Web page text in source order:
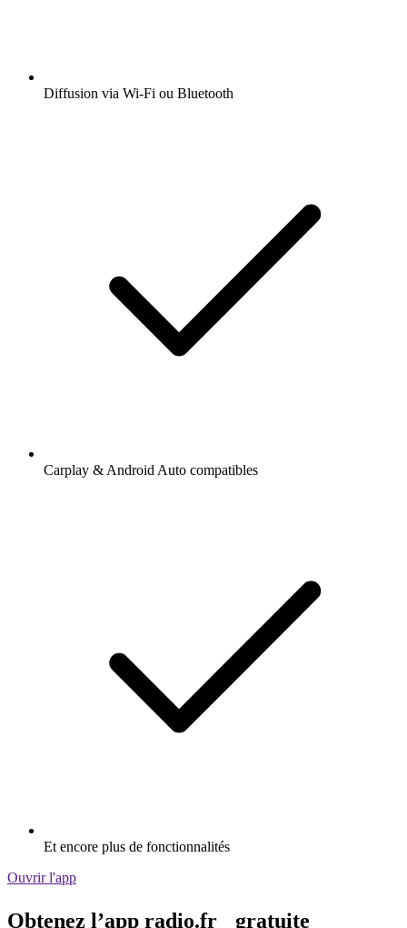
Diffusion via Wi-Fi ou Bluetooth
Carplay & Android Auto compatibles
Et encore plus de fonctionnalités
Ouvrir l'app
Obtenez l’app radio.fr gratuite